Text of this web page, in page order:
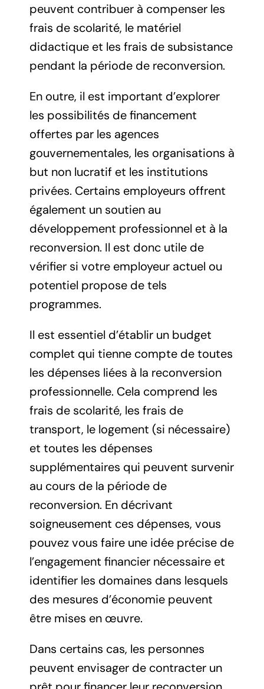
peuvent contribuer à compenser les
frais de scolarité, le matériel
didactique et les frais de subsistance
pendant la période de reconversion.
En outre, il est important d’explorer
les possibilités de financement
offertes par les agences
gouvernementales, les organisations à
but non lucratif et les institutions
privées. Certains employeurs offrent
également un soutien au
développement professionnel et à la
reconversion. Il est donc utile de
vérifier si votre employeur actuel ou
potentiel propose de tels
programmes.
Il est essentiel d’établir un budget
complet qui tienne compte de toutes
les dépenses liées à la reconversion
professionnelle. Cela comprend les
frais de scolarité, les frais de
transport, le logement (si nécessaire)
et toutes les dépenses
supplémentaires qui peuvent survenir
au cours de la période de
reconversion. En décrivant
soigneusement ces dépenses, vous
pouvez vous faire une idée précise de
l’engagement financier nécessaire et
identifier les domaines dans lesquels
des mesures d’économie peuvent
être mises en œuvre.
Dans certains cas, les personnes
peuvent envisager de contracter un